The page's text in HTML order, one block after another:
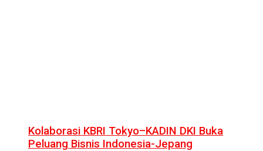
Kolaborasi KBRI Tokyo–KADIN DKI Buka
Peluang Bisnis Indonesia-Jepang